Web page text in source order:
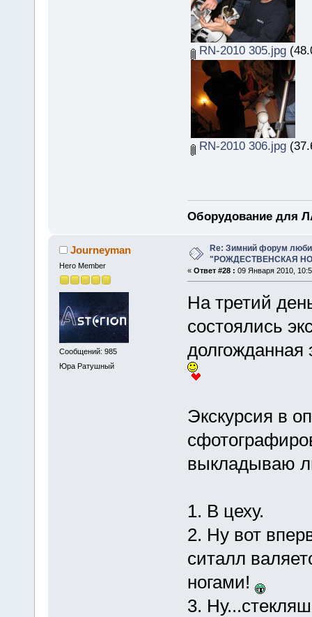
RN-2010 305.jpg
RN-2010 306.jpg
Оборудование для
Journeyman
Hero Member
Сообщений: 985
Юра Ратушный
Re: Зимний форум
"РОЖДЕСТВЕНСКАЯ
« Ответ #28 : 09 Января 2010,
На третий
состоялись
долгожданная
Экскурсия в
выкладываю
1. В цеху.
2. Ну вот
ситалл
ногами!
3.